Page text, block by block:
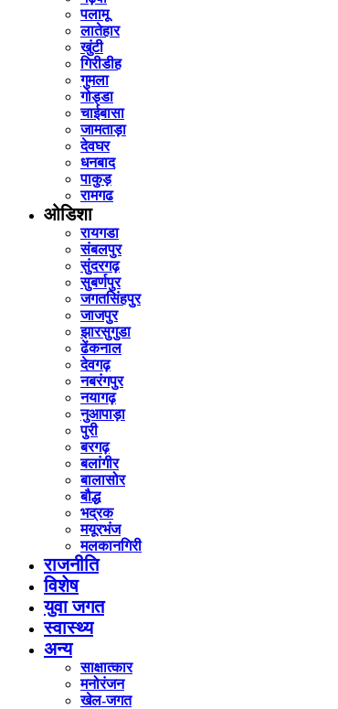
पलामू
लातेहार
खुंटी
गिरीडीह
गुमला
गोड्डा
चाईबासा
जामताड़ा
देवघर
धनबाद
पाकुड़
रामगढ
ओडिशा
रायगडा
संबलपुर
सुंदरगढ़
सुबर्णपुर
जगतसिंहपुर
जाजपुर
झारसुगुडा
ढेंकनाल
देवगढ़
नबरंगपुर
नयागढ़
नुआपाड़ा
पुरी
बरगढ़
बलांगीर
बालासोर
बौद्ध
भद्रक
मयूरभंज
मलकानगिरी
राजनीति
विशेष
युवा जगत
स्वास्थ्य
अन्य
साक्षात्कार
मनोरंजन
खेल-जगत